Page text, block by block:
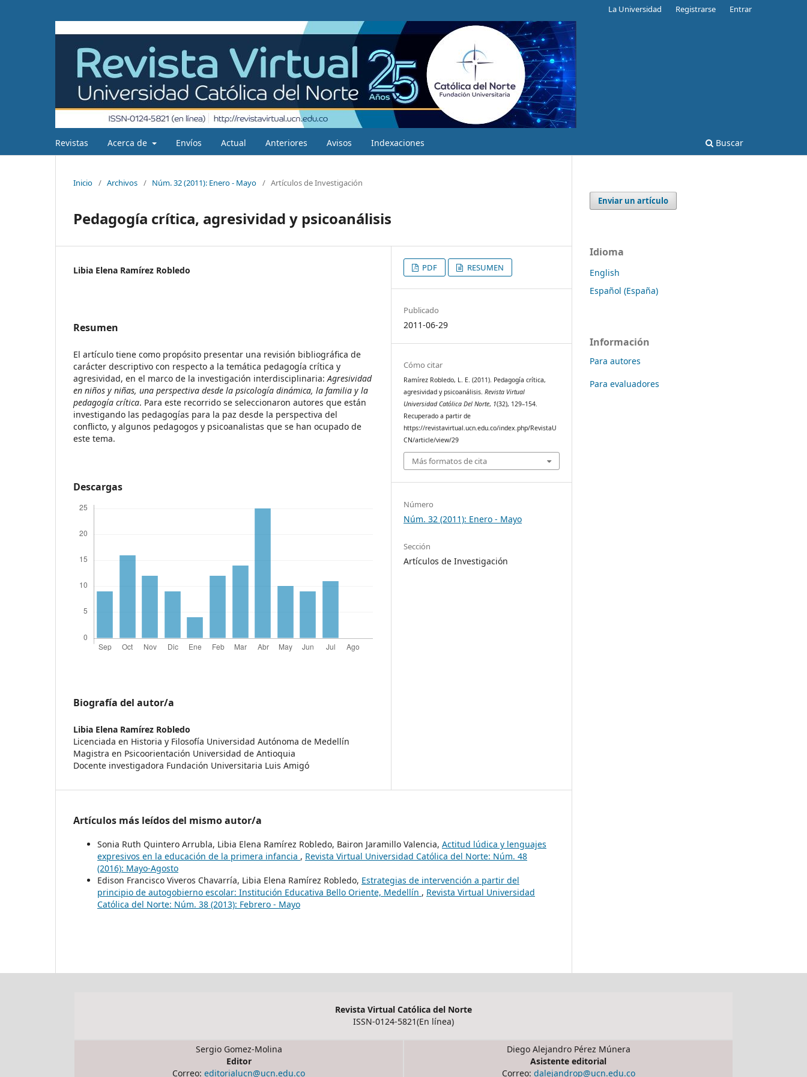
Revistas Acerca de Envíos Actual Anteriores Avisos Indexaciones Buscar
La Universidad Registrarse Entrar
Inicio / Archivos / Núm. 32 (2011): Enero - Mayo / Artículos de Investigación
Pedagogía crítica, agresividad y psicoanálisis
Libia Elena Ramírez Robledo
Resumen
El artículo tiene como propósito presentar una revisión bibliográfica de
carácter descriptivo con respecto a la temática pedagogía crítica y
agresividad, en el marco de la investigación interdisciplinaria:Agresividad
en niños y niñas, una perspectiva desde la psicología dinámica, la familia y la
pedagogía crítica. Para este recorrido se seleccionaron autores que están
investigando las pedagogías para la paz desde la perspectiva del
conflicto, y algunos pedagogos y psicoanalistas que se han ocupado de
este tema.
Descargas
Biografía del autor/a
Libia Elena Ramírez Robledo
Licenciada en Historia y Filosofía Universidad Autónoma de Medellín
Magistra en Psicoorientación Universidad de Antioquia
Docente investigadora Fundación Universitaria Luis Amigó
PDF RESUMEN
Publicado
2011-06-29
Cómo citar
Ramírez Robledo, L. E. (2011). Pedagogía crítica,
agresividad y psicoanálisis.Revista Virtual
Universidad Católica Del Norte, 1(32), 129–154.
Recuperado a partir de
https://revistavirtual.ucn.edu.co/index.php/RevistaU
CN/article/view/29
Más formatos de cita
Número
Núm. 32 (2011): Enero - Mayo
Sección
Artículos de Investigación
Artículos más leídos del mismo autor/a
Sonia Ruth Quintero Arrubla, Libia Elena Ramírez Robledo, Bairon Jaramillo Valencia, Actitud lúdica y lenguajes
expresivos en la educación de la primera infancia , Revista Virtual Universidad Católica del Norte: Núm. 48
(2016): Mayo-Agosto
Edison Francisco Viveros Chavarría, Libia Elena Ramírez Robledo, Estrategias de intervención a partir del
principio de autogobierno escolar: Institución Educativa Bello Oriente, Medellín , Revista Virtual Universidad
Católica del Norte: Núm. 38 (2013): Febrero - Mayo
Enviar un artículo
Idioma
English
Español (España)
Información
Para autores
Para evaluadores
Revista Virtual Católica del Norte
ISSN-0124-5821(En línea)
Sergio Gomez-Molina
Editor
Correo: editorialucn@ucn.edu.co
Diego Alejandro Pérez Múnera
Asistente editorial
Correo: dalejandrop@ucn.edu.co